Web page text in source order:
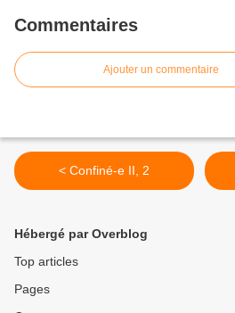
Commentaires
Ajouter un commentaire
< Confiné-e II, 2
Hébergé par Overblog
Top articles
Pages